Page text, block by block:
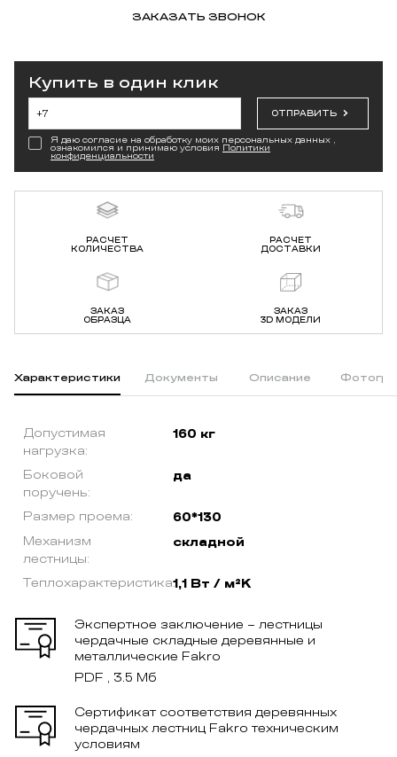
ЗАКАЗАТЬ ЗВОНОК
Купить в один клик
ОТПРАВИТЬ
Я даю согласие на обработку моих персональных данных ,
ознакомился и принимаю условия Политики
конфиденциальности
РАСЧЕТ
КОЛИЧЕСТВА
РАСЧЕТ
ДОСТАВКИ
ЗАКАЗ
ОБРАЗЦА
ЗАКАЗ
3D МОДЕЛИ
Характеристики Документы Описание
Допустимая
нагрузка:
160 кг
Боковой
поручень:
да
Размер проема: 60*130
Механизм
лестницы:
складной
Теплохарактеристика:1,1 Вт / м²K
Экспертное заключение – лестницы
чердачные складные деревянные и
металлические Fakro
PDF , 3.5 Мб
Сертификат соответствия деревянных
чердачных лестниц Fakro техническим
условиям